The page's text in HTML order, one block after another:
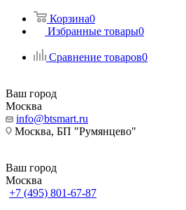
Корзина0
Избранные товары0
Сравнение товаров0
Ваш город
Москва
info@btsmart.ru
Москва, БП "Румянцево"
Ваш город
Москва
+7 (495) 801-67-87